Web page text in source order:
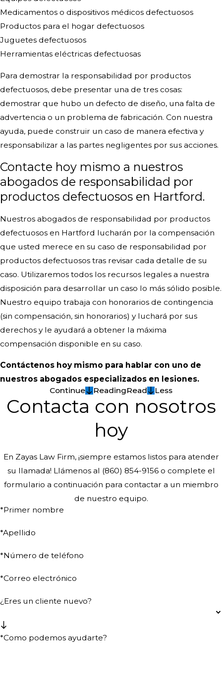
Medicamentos o dispositivos médicos defectuosos
Productos para el hogar defectuosos
Juguetes defectuosos
Herramientas eléctricas defectuosas
Para demostrar la responsabilidad por productos
defectuosos, debe presentar una de tres cosas:
demostrar que hubo un defecto de diseño, una falta de
advertencia o un problema de fabricación. Con nuestra
ayuda, puede construir un caso de manera efectiva y
responsabilizar a las partes negligentes por sus acciones.
Contacte hoy mismo a nuestros
abogados de responsabilidad por
productos defectuosos en Hartford.
Nuestros abogados de responsabilidad por productos
defectuosos en Hartford lucharán por la compensación
que usted merece en su caso de responsabilidad por
productos defectuosos tras revisar cada detalle de su
caso. Utilizaremos todos los recursos legales a nuestra
disposición para desarrollar un caso lo más sólido posible.
Nuestro equipo trabaja con honorarios de contingencia
(sin compensación, sin honorarios) y luchará por sus
derechos y le ayudará a obtener la máxima
compensación disponible en su caso.
Contáctenos hoy mismo para hablar con uno de
nuestros abogados especializados en lesiones.
Continue
ReadingRead Less
Contacta con nosotros
hoy
En Zayas Law Firm, ¡siempre estamos listos para atender
su llamada! Llámenos al (860) 854-9156o complete el
formulario a continuación para contactar a un miembro
de nuestro equipo.
*Primer nombre
*Apellido
*Número de teléfono
*Correo electrónico
¿Eres un cliente nuevo?
*Como podemos ayudarte?